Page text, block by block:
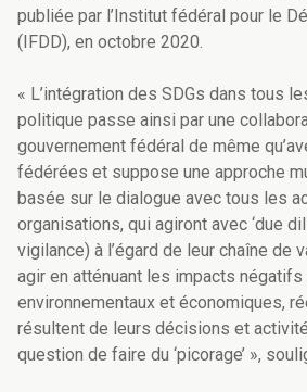
publiée par l’Institut fédéral pour le
(IFDD), en octobre 2020.
« L’intégration des SDGs dans tous
politique passe ainsi par une
gouvernement fédéral de même
fédérées et suppose une approche
basée sur le dialogue avec tous les
organisations, qui agiront avec ‘due
vigilance) à l’égard de leur chaîne de
agir en atténuant les impacts négatifs
environnementaux et économiques,
résultent de leurs décisions et
question de faire du ‘picorage’ »,